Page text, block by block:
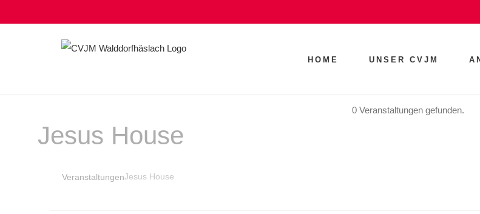
Inhalt
HOME UNSER CVJM
0 Veranstaltungen gefunden.
Jesus House
VeranstaltungenJesus House